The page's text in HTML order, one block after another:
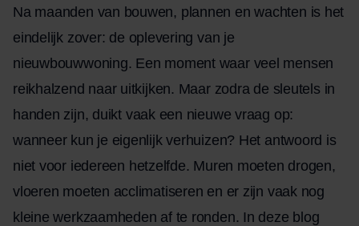
Na maanden van bouwen, plannen en wachten is het
eindelijk zover: de oplevering van je
nieuwbouwwoning. Een moment waar veel mensen
reikhalzend naar uitkijken. Maar zodra de sleutels in
handen zijn, duikt vaak een nieuwe vraag op:
wanneer kun je eigenlijk verhuizen? Het antwoord is
niet voor iedereen hetzelfde. Muren moeten drogen,
vloeren moeten acclimatiseren en er zijn vaak nog
kleine werkzaamheden af te ronden. In deze blog